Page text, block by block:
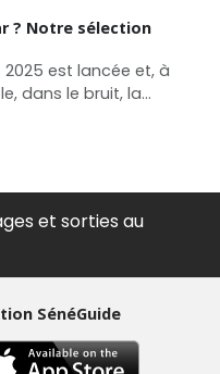
? Notre sélection
2025 est lancée et, à
dans le bruit, la
géants, rooftops
et sorties au
SénéGuide